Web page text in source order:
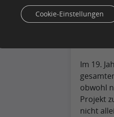
19.
Im 19.
obwohl
Projekt
nicht
Cookie-Einstellungen